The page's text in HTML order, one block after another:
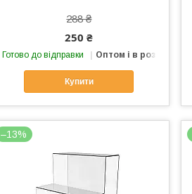
288 ₴
250 ₴
Готово до відправки Оптом і в роздріб
Купити
–13%